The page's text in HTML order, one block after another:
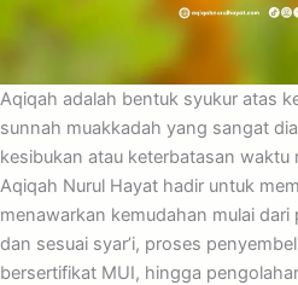
Aqiqah adalah bentuk syukur atas
sunnah muakkadah yang sangat
kesibukan atau keterbatasan waktu
Aqiqah Nurul Hayat hadir untuk
menawarkan kemudahan mulai
dan sesuai syar’i, proses
bersertifikat MUI, hingga